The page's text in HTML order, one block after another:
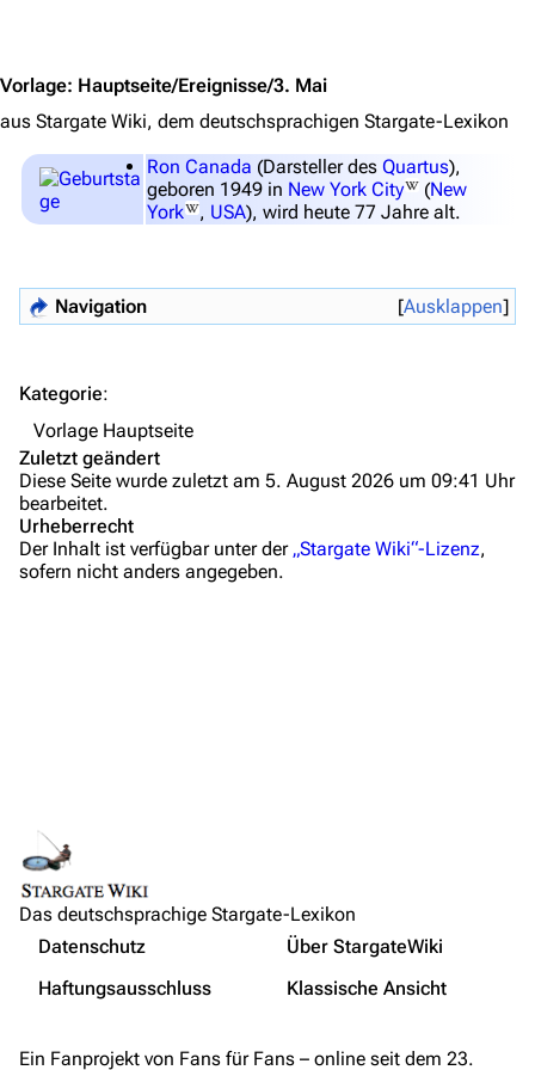
Objekte
Zeitleiste
Fanprojekte
Mitmachen
Themengruppen
Letzte Änderungen
Wiki-Diskussion
Kontakt
Feedback
Nicht angemeldet
Änderungen vornehmen.
Wer ist online?
Vorlage: Hauptseite/Ereignisse/3. Mai
aus Stargate Wiki, dem deutschsprachigen Stargate-Lexikon
Druckversion
Permanenter Link
Alle ausklappen
Ron Canada (Darsteller des Quartus),
geboren 1949 in New York City (New
York
, USA), wird heute 77 Jahre alt.
Ausklappen
Navigation
Kategorie:
Vorlage Hauptseite
Zuletzt geändert
Diese Seite wurde zuletzt am 5. August 2026 um 09:41 Uhr
bearbeitet.
Urheberrecht
Der Inhalt ist verfügbar unter der „Stargate Wiki“-Lizenz,
sofern nicht anders angegeben.
Das deutschsprachige Stargate-Lexikon
Datenschutz
Über StargateWiki
Haftungsausschluss
Klassische Ansicht
Ein Fanprojekt von Fans für Fans – online seit dem 23.